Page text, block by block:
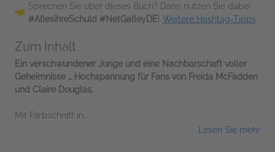
Sprechen Sie über dieses Buch? Dann nutzen Sie dabei
#AllesihreSchuld #NetGalleyDE! Weitere Hashtag-Tipps
Zum Inhalt
Ein verschwundener Junge und eine Nachbarschaft voller
Geheimnisse … Hochspannung für Fans von Freida McFadden
und Claire Douglas.
Mit Farbschnitt in...
Lesen Sie mehr